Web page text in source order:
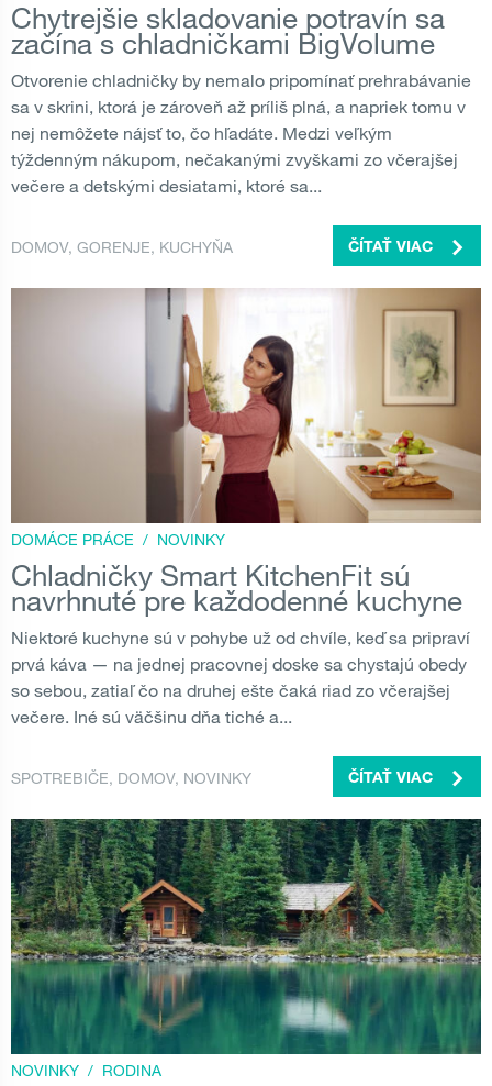
Chytrejšie skladovanie potravín sa
začína s chladničkami BigVolume
Otvorenie chladničky by nemalo pripomínať prehrabávanie
sa v skrini, ktorá je zároveň až príliš plná, a napriek tomu v
nej nemôžete nájsť to, čo hľadáte. Medzi veľkým
týždenným nákupom, nečakanými zvyškami zo včerajšej
večere a detskými desiatami, ktoré sa...
DOMOV, GORENJE, KUCHYŇA ČÍTAŤ VIAC
DOMÁCE PRÁCE / NOVINKY
Chladničky Smart KitchenFit sú
navrhnuté pre každodenné kuchyne
Niektoré kuchyne sú v pohybe už od chvíle, keď sa pripraví
prvá káva — na jednej pracovnej doske sa chystajú obedy
so sebou, zatiaľ čo na druhej ešte čaká riad zo včerajšej
večere. Iné sú väčšinu dňa tiché a...
SPOTREBIČE, DOMOV, NOVINKY ČÍTAŤ VIAC
NOVINKY / RODINA